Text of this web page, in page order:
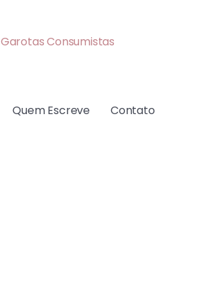
Garotas Consumistas
Quem Escreve Contato